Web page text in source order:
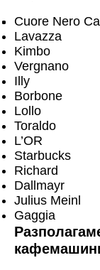
Cuore Nero
Lavazza
Kimbo
Vergnano
Illy
Borbone
Lollo
Toraldo
L’OR
Starbucks
Richard
Dallmayr
Julius Meinl
Gaggia